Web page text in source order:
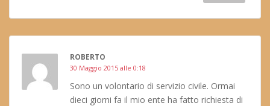
ROBERTO
30 Maggio 2015 alle 0:18
Sono un volontario di servizio civile. Ormai
dieci giorni fa il mio ente ha fatto richiesta di